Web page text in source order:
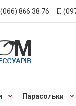
(066) 866 38 76
Парасольки